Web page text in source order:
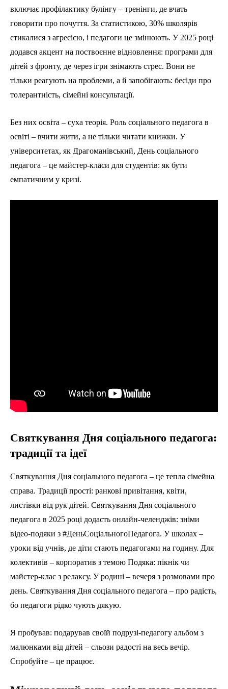
включає профілактику булінгу – тренінги, де вчать
говорити про почуття. За статистикою, 30% школярів
стикалися з агресією, і педагоги це змінюють. У 2025 році
додався акцент на поствоєнне відновлення: програми для
дітей з фронту, де через ігри знімають стрес. Вони не
тільки реагують на проблеми, а й запобігають: бесіди про
толерантність, сімейні консультації.
Без них освіта – суха теорія. Роль соціального педагога в
освіті – вчити жити, а не тільки читати книжки. У
університетах, як Драгоманівський, День соціального
педагога – це майстер-класи для студентів: як бути
емпатичним у кризі.
Святкування Дня соціального педагога:
традиції та ідеї
Святкування Дня соціального педагога – це тепла сімейна
справа. Традиції прості: ранкові привітання, квіти,
листівки від рук дітей. Святкування Дня соціального
педагога в 2025 році додасть онлайн-челенджів: зніми
відео-подяки з #ДеньСоціальногоПедагога. У школах –
уроки від учнів, де діти стають педагогами на годину. Для
колективів – корпоратив з темою Подяка: пікнік чи
майстер-клас з релаксу. У родині – вечеря з розмовами про
день. Святкування Дня соціального педагога – про радість,
бо педагоги рідко чують дякую.
Я пробував: подарував своїй подрузі-педагогу альбом з
малюнками від дітей – сльози радості на весь вечір.
Спробуйте – це працює.